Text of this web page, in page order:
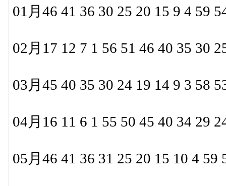
01月46 41 36 30 25 20 15 9 4 59
02月17 12 7 1 56 51 46 40 35 30
03月45 40 35 30 24 19 14 9 3 58
04月16 11 6 1 55 50 45 40 34 29
05月46 41 36 31 25 20 15 10 4